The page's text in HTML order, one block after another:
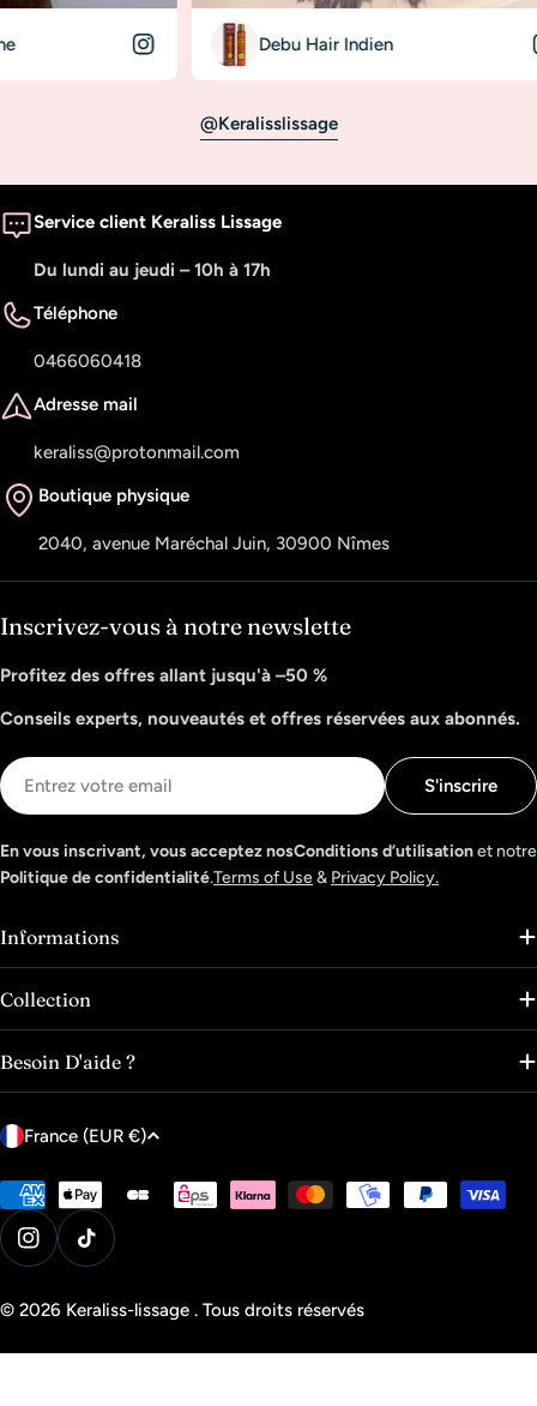
Debu Hair Indien
@keralisslissage
Service client Keraliss Lissage
Du lundi au jeudi – 10h à 17h
Téléphone
0466060418
Adresse mail
keraliss@protonmail.com
Boutique physique
2040, avenue Maréchal Juin, 30900 Nîmes
Inscrivez-vous à notre newslette
Profitez des offres allant jusqu'à –50 %
Conseils experts, nouveautés et offres réservées aux abonnés.
E-
mail
S'inscrire
En vous inscrivant, vous acceptez nosConditions d’utilisationet notre
Politique de confidentialité.Terms of Use& Privacy Policy.
Informations
Collection
Besoin D'aide ?
P
y
s
/
é
g
France (EUR €)
Modes
de
paiement
InstagramTik Tok
© 2026 Keraliss-lissage . Tous droits réservés